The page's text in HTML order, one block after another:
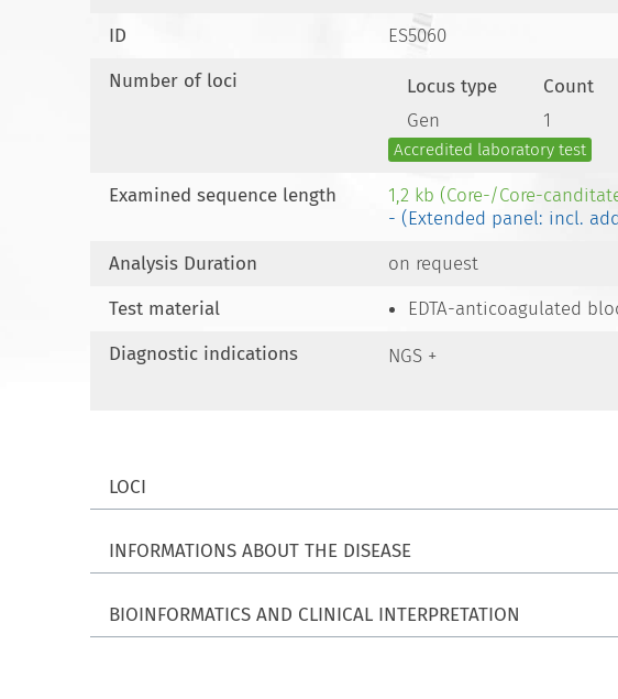
ID
ES5060
Number of loci
Locus type
Count
Gen
1
Accredited laboratory test
Examined sequence length
1,2 kb (Core-/Core-
- (Extended panel: incl.
Analysis Duration
on request
Test material
EDTA-anticoagulated
Diagnostic indications
NGS +
LOCI
INFORMATIONS ABOUT THE DISEASE
BIOINFORMATICS AND CLINICAL INTERPRETATION